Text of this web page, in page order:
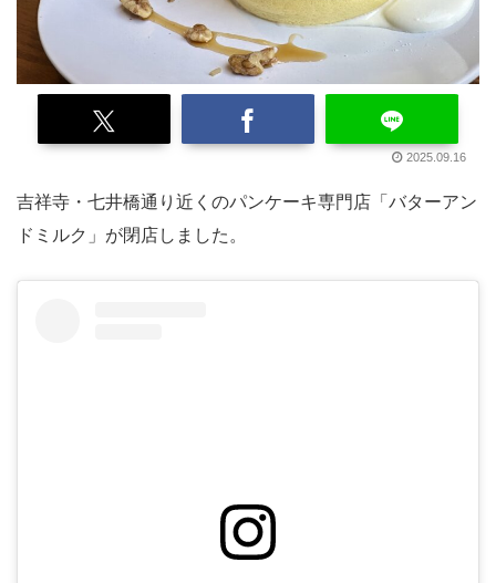
2025.09.16
吉祥寺・七井橋通り近くのパンケーキ専門店「バターアン
ドミルク」が閉店しました。